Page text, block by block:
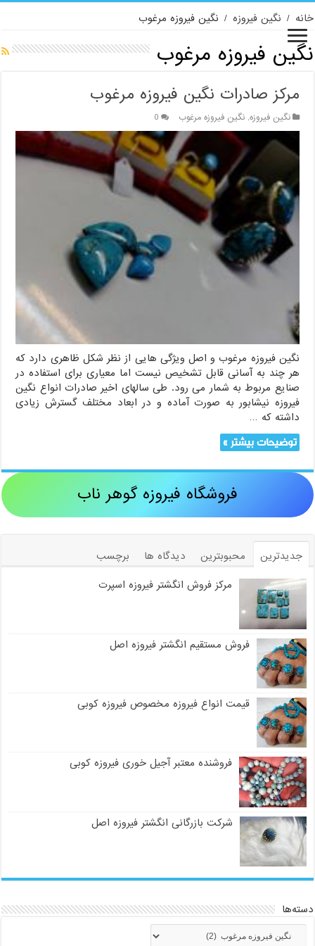
خانه / نگین فیروزه / نگین فیروزه مرغوب
نگین فیروزه مرغوب
مرکز صادرات نگین فیروزه مرغوب
نگین فیروزه,نگین فیروزه مرغوب 0
نگین فیروزه مرغوب و اصل ویژگی هایی از نظر شکل ظاهری دارد که
هر چند به آسانی قابل تشخیص نیست اما معیاری برای استفاده در
صنایع مربوط به شمار می رود. طی سالهای اخیر صادرات انواع نگین
فیروزه نیشابور به صورت آماده و در ابعاد مختلف گسترش زیادی
داشته که …
توضیحات بیشتر »
فروشگاه فیروزه گوهر ناب
جدیدترین محبوبترین دیدگاه ها
برچسب
مرکز فروش انگشتر فیروزه اسپرت
فروش مستقیم انگشتر فیروزه اصل
قیمت انواع فیروزه مخصوص فیروزه کوبی
فروشنده معتبر آجیل خوری فیروزه کوبی
شرکت بازرگانی انگشتر فیروزه اصل
دسته‌ها
دسته‌ها